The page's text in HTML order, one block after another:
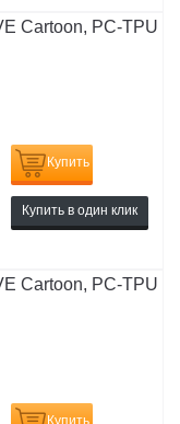
Cartoon, PC-TPU
Купить
Купить в один клик
Cartoon, PC-TPU
Купить